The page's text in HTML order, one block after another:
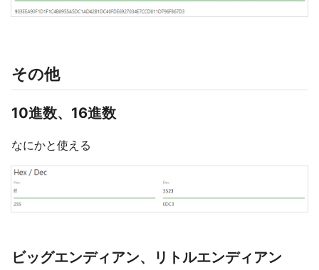
その他
10進数、16進数
なにかと使える
ビッグエンディアン、リトルエンディアン